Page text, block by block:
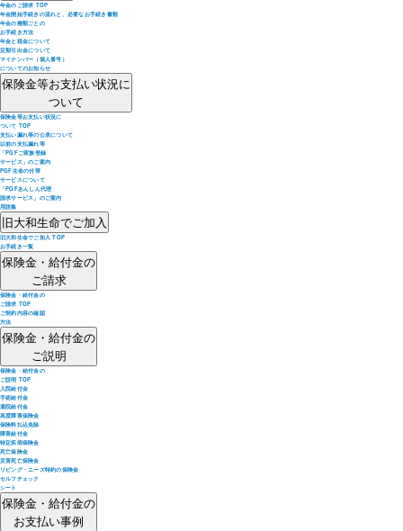
年金のご請求 TOP
年金開始手続きの流れと、必要なお手続き書類
年金の種類ごとの
お手続き方法
年金と税金について
定期引出金について
マイナンバー（個人番号）
についてのお知らせ
保険金等お支払い状況に
ついて
保険金等お支払い状況に
ついて TOP
支払い漏れ等の公表について
以前の支払漏れ等
「PGFご家族登録
サービス」のご案内
PGF生命の付帯
サービスについて
「PGFあんしん代理
請求サービス」のご案内
用語集
旧大和生命でご加入
旧大和生命でご加入 TOP
お手続き一覧
保険金・給付金の
ご請求
保険金・給付金の
ご請求 TOP
ご契約内容の確認
方法
保険金・給付金の
ご説明
保険金・給付金の
ご説明 TOP
入院給付金
手術給付金
通院給付金
高度障害保険金
保険料払込免除
障害給付金
特定疾病保険金
死亡保険金
災害死亡保険金
リビング・ニーズ特約の保険金
セルフチェック
シート
保険金・給付金の
お支払い事例